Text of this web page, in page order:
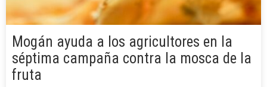
Mogán ayuda a los agricultores en la
séptima campaña contra la mosca de la
fruta